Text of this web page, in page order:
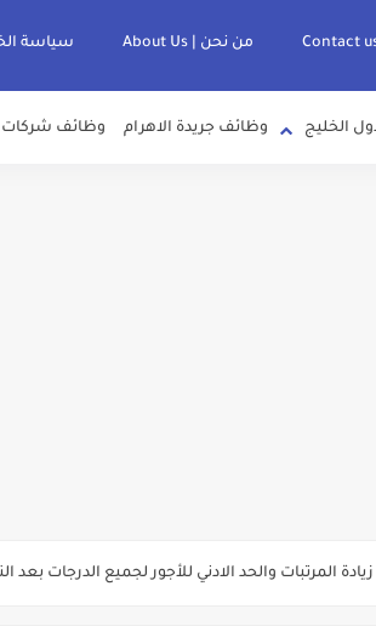
من نحن | About Us سياسة
الخليج وظائف جريدة الاهرام وظائف شركات
" اخصائي تخطيط - مهندس - اخصائي حاسبات - باحث